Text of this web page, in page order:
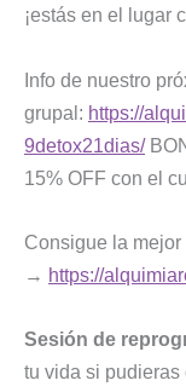
¡estás en el lugar
Info de nuestro
grupal: https://
9detox21dias/
15% OFF con el
Consigue la
→ https://
Sesión de
tu vida si